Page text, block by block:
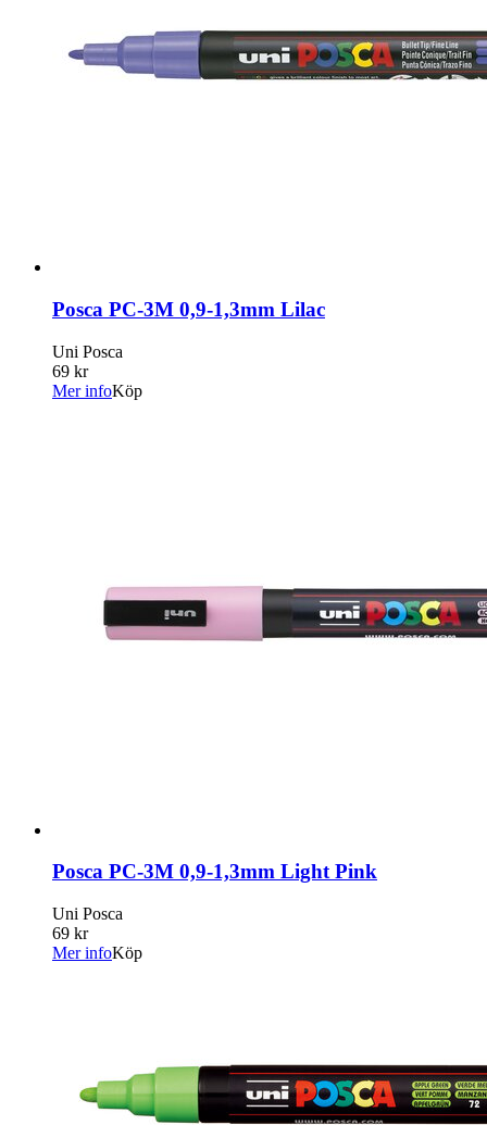
Posca PC-3M 0,9-1,3mm Lilac
Uni Posca
69 kr
Mer infoKöp
Posca PC-3M 0,9-1,3mm Light Pink
Uni Posca
69 kr
Mer infoKöp